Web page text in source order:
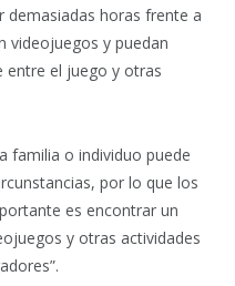
demasiadas horas frente a
videojuegos y puedan
entre el juego y otras
familia o individuo puede
por lo que los
es encontrar un
y otras actividades